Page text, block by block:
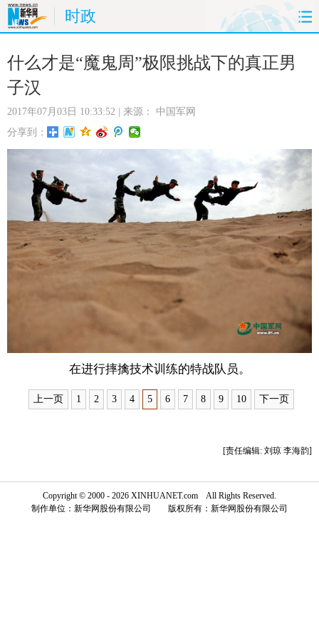
时政
首页 时政 国际 财经
娱乐
时尚 思客
台湾 汽车
科技 能源 房产 公司
图片 视频 彩票 食品
旅游 健康 信息化 数据
无人机
摄影
什么才是“魔鬼周”极限挑战下的真正男
子汉
2017年07月03日 10:33:52 | 来源： 中国军网
分享到：
在进行摔擒技术训练的特战队员。
上一页 1 2 3 4 5 6 7 8 9 10 下一页
[责任编辑: 刘琼 李海韵]
Copyright © 2000 - 2026 XINHUANET.com All Rights Reserved.
制作单位：新华网股份有限公司 版权所有：新华网股份有限公司